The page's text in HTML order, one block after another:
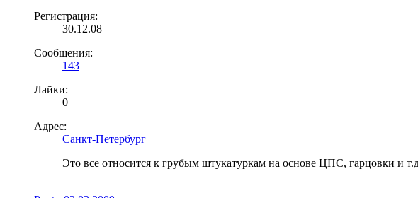
Регистрация:
30.12.08
Сообщения:
143
Лайки:
0
Адрес:
Санкт-Петербург
Это все относится к грубым штукатуркам на основе ЦПС, гарцовки и